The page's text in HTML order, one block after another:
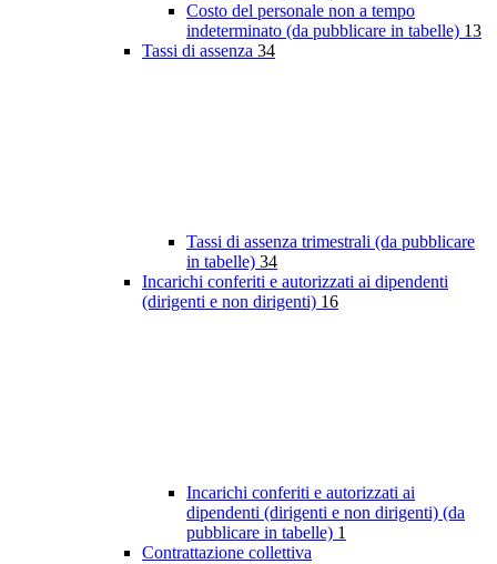
Costo del personale non a tempo
indeterminato (da pubblicare in tabelle) 13
Tassi di assenza 34
Tassi di assenza trimestrali (da pubblicare
in tabelle) 34
Incarichi conferiti e autorizzati ai dipendenti
(dirigenti e non dirigenti) 16
Incarichi conferiti e autorizzati ai
dipendenti (dirigenti e non dirigenti) (da
pubblicare in tabelle) 1
Contrattazione collettiva